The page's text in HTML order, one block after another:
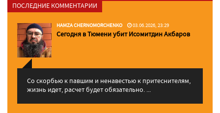
ПОСЛЕДНИЕ КОММЕНТАРИИ
HAMZA CHERNOMORCHENKO 03.06.2026, 23:29
Сегодня в Тюмени убит Исомитдин Акбаров
Со скорбью к павшим и ненавестью к притеснителям,
жизнь идет, расчет будет обязательно. ...